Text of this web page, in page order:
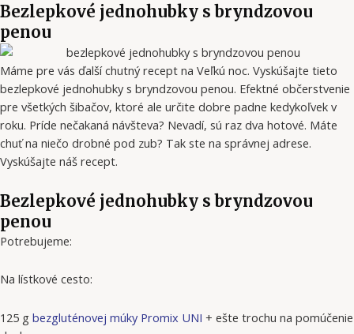
Bezlepkové jednohubky s bryndzovou
penou
Máme pre vás ďalší chutný recept na Veľkú noc. Vyskúšajte tieto
bezlepkové jednohubky s bryndzovou penou. Efektné občerstvenie
pre všetkých šibačov, ktoré ale určite dobre padne kedykoľvek v
roku. Príde nečakaná návšteva? Nevadí, sú raz dva hotové. Máte
chuť na niečo drobné pod zub? Tak ste na správnej adrese.
Vyskúšajte náš recept.
Bezlepkové jednohubky s bryndzovou
penou
Potrebujeme:
Na lístkové cesto:
125 g bezgluténovej múky Promix UNI + ešte trochu na pomúčenie